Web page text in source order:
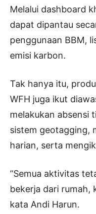
Melalui dashboard
dapat dipantau
penggunaan BBM,
emisi karbon.
Tak hanya itu,
WFH juga ikut
melakukan absensi
sistem geotagging,
harian, serta
“Semua aktivitas
bekerja dari rumah,
kata Andi Harun.